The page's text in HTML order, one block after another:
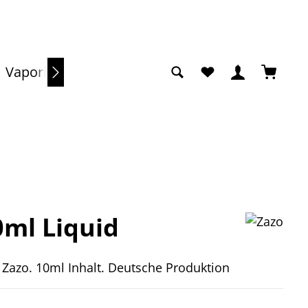
Vaporizer Du hast 0 Produkte
Liquid
10ml Inhalt. Deutsche Produktion